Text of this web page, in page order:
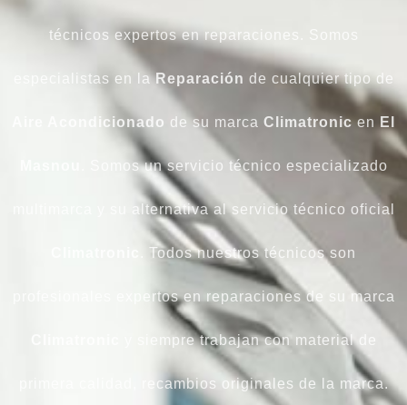
técnicos expertos en reparaciones. Somos
especialistas en laReparación de cualquier tipo de
Aire Acondicionado de su marca Climatronicen El
. Somos un servicio técnico especializado
multimarca y su alternativa al servicio técnico oficial
. Todos nuestros técnicos son
profesionales expertos en reparaciones de su marca
y siempre trabajan con material de
primera calidad, recambios originales de la marca.